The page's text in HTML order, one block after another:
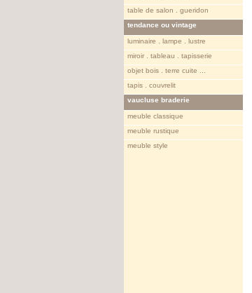
table de salon . gueridon
tendance ou vintage
luminaire . lampe . lustre
miroir . tableau . tapisserie
objet bois . terre cuite ...
tapis . couvrelit
vaucluse braderie
meuble classique
meuble rustique
meuble style